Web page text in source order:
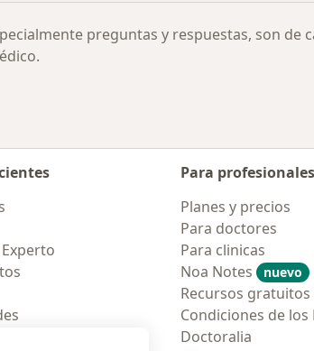
preguntas y respuestas, son de
Para profesionales
Planes y precios
Para doctores
Para clinicas
Noa Notes
nuevo
Recursos gratuitos
Condiciones de los
Doctoralia